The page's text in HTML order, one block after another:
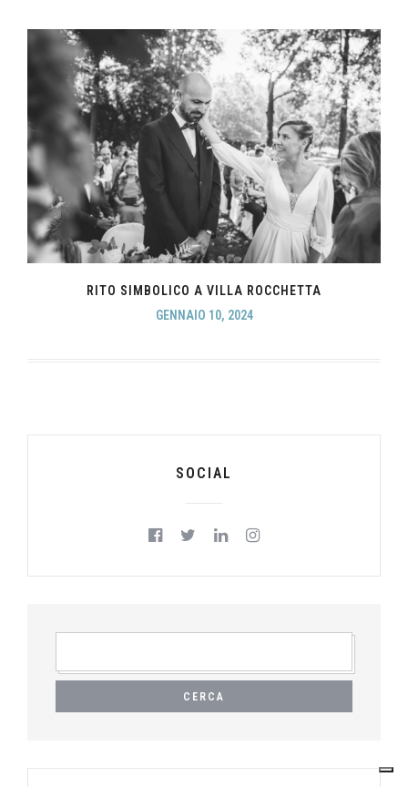
RITO SIMBOLICO A VILLA ROCCHETTA
GENNAIO 10, 2024
SOCIAL